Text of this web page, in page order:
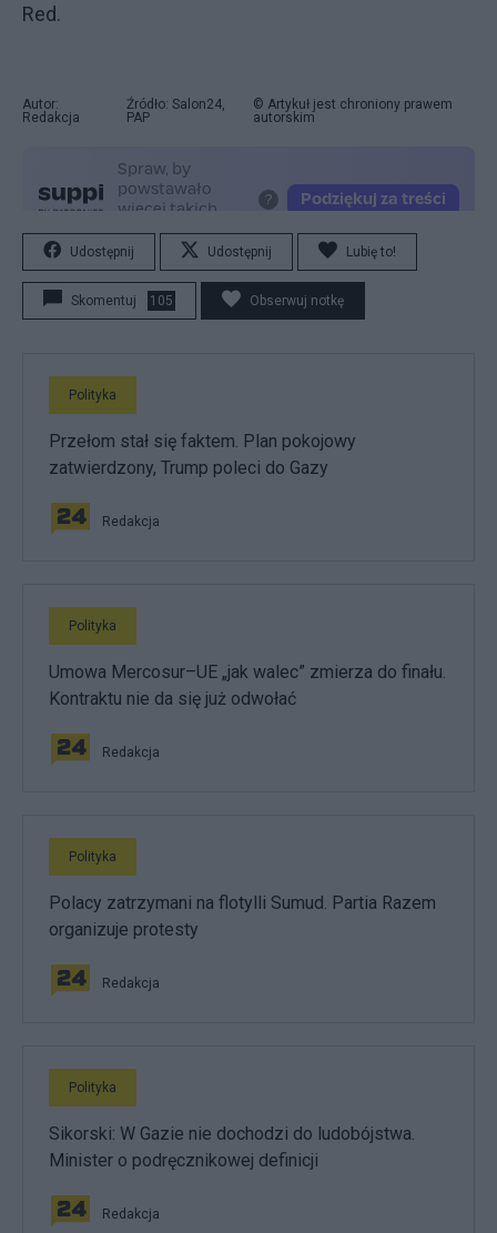
Red.
Autor:
Redakcja
Źródło: Salon24,
PAP
© Artykuł jest chroniony prawem
autorskim
Udostępnij Udostępnij Lubię to!
Skomentuj 105 Obserwuj notkę
Polityka
Przełom stał się faktem. Plan pokojowy
zatwierdzony, Trump poleci do Gazy
Redakcja
Polityka
Umowa Mercosur–UE „jak walec” zmierza do finału.
Kontraktu nie da się już odwołać
Redakcja
Polityka
Polacy zatrzymani na flotylli Sumud. Partia Razem
organizuje protesty
Redakcja
Polityka
Sikorski: W Gazie nie dochodzi do ludobójstwa.
Minister o podręcznikowej definicji
Redakcja